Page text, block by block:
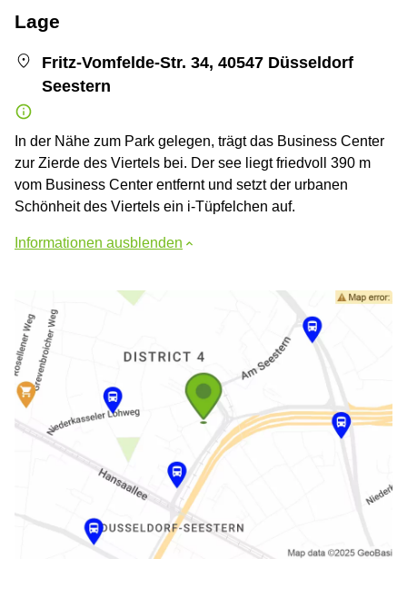
Lage
Fritz-Vomfelde-Str. 34, 40547 Düsseldorf
Seestern
In der Nähe zum Park gelegen, trägt das Business Center
zur Zierde des Viertels bei. Der see liegt friedvoll 390 m
vom Business Center entfernt und setzt der urbanen
Schönheit des Viertels ein i-Tüpfelchen auf.
Informationen ausblenden